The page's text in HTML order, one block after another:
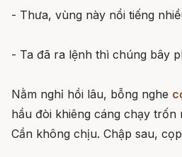
- Thưa, vùng này nổi tiếng
- Ta đã ra lệnh thì chúng bây
Nằm nghỉ hồi lâu, bỗng nghe
hầu đòi khiêng cáng chạy trốn
Cần không chịu. Chập sau,